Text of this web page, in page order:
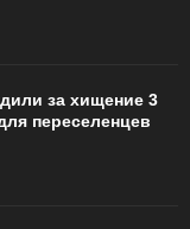
за хищение 3
переселенцев